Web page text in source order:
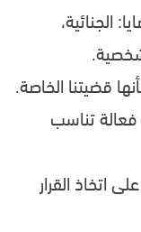
الجنائية،
قضيتنا الخاصة.
تناسب
اتخاذ القرار